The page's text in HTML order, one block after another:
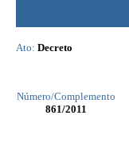
Ato: Decreto
Número/Complemento
861/2011